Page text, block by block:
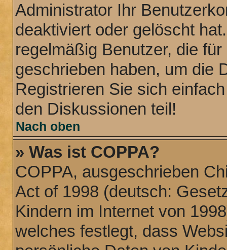
Administrator Ihr
deaktiviert oder gelöscht
regelmäßig Benutzer, die
geschrieben haben, um die
Registrieren Sie sich
den Diskussionen teil!
Nach oben
» Was ist COPPA?
COPPA, ausgeschrieben
Act of 1998 (deutsch:
Kindern im Internet von
welches festlegt, dass